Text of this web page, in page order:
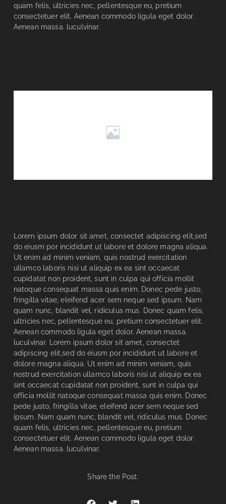
quam felis, ultricies nec, pellentesque eu, pretium
consectetuer elit. Aenean commodo ligula eget dolor.
Aenean massa. luculvinar.
Lorem ipsum dolor sit amet, consectet adipiscing elit,sed
do eiusm por incididunt ut labore et dolore magna aliqua.
Ut enim ad minim veniam, quis nostrud exercitation
ullamco laboris nisi ut aliquip ex ea sint occaecat
cupidatat non proident, sunt in culpa qui officia mollit
natoque consequat massa quis enim. Donec pede justo,
fringilla vitae, eleifend acer sem neque sed ipsum. Nam
quam nunc, blandit vel, ridiculus mus. Donec quam felis,
ultricies nec, pellentesque eu, pretium consectetuer elit.
Aenean commodo ligula eget dolor. Aenean massa.
luculvinar. Lorem ipsum dolor sit amet, consectet
adipiscing elit,sed do eiusm por incididunt ut labore et
dolore magna aliqua. Ut enim ad minim veniam, quis
nostrud exercitation ullamco laboris nisi ut aliquip ex ea
sint occaecat cupidatat non proident, sunt in culpa qui
officia mollit natoque consequat massa quis enim. Donec
pede justo, fringilla vitae, eleifend acer sem neque sed
ipsum. Nam quam nunc, blandit vel, ridiculus mus. Donec
quam felis, ultricies nec, pellentesque eu, pretium
consectetuer elit. Aenean commodo ligula eget dolor.
Aenean massa. luculvinar.
Share the Post: